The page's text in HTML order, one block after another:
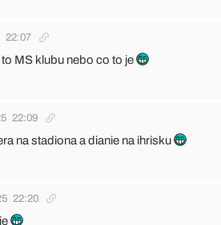
22:07
MS klubu nebo co to je
22:09
na stadiona a dianie na ihrisku
22:20